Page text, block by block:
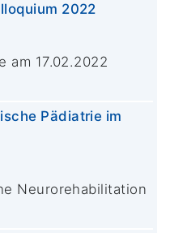
2022
am 17.02.2022
Pädiatrie im
Neurorehabilitation